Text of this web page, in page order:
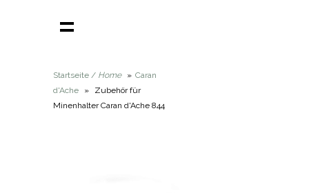
Startseite / Home » Caran
d'Ache
»
Zubehör für
Minenhalter Caran d'Ache 844